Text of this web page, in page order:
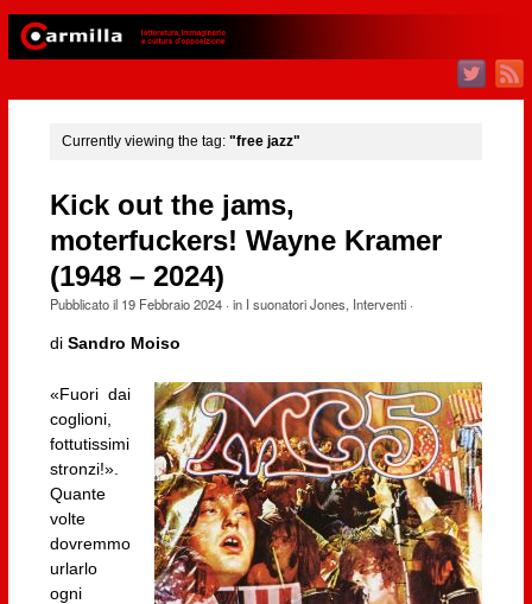
Currently viewing the tag: "free jazz"
Kick out the jams,
moterfuckers! Wayne Kramer
(1948 – 2024)
Pubblicato il 19 Febbraio 2024· in I suonatori Jones, Interventi·
di Sandro Moiso
«Fuori dai
coglioni,
fottutissimi
stronzi!».
Quante
volte
dovremmo
urlarlo
ogni